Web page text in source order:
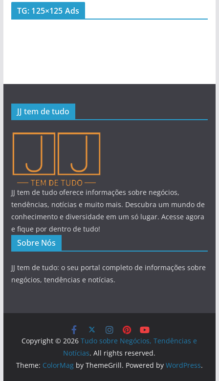
TG: 125×125 Ads
JJ tem de tudo
JJ tem de tudo oferece informações sobre negócios,
tendências, notícias e muito mais. Descubra um mundo de
conhecimento e diversidade em um só lugar. Acesse agora
e fique por dentro de tudo!
Sobre Nós
JJ tem de tudo: o seu portal completo de informações sobre
negócios, tendências e notícias.
Copyright © 2026Tudo sobre Negócios, Tendências e
Notícias. All rights reserved.
Theme: ColorMagby ThemeGrill. Powered by WordPress.